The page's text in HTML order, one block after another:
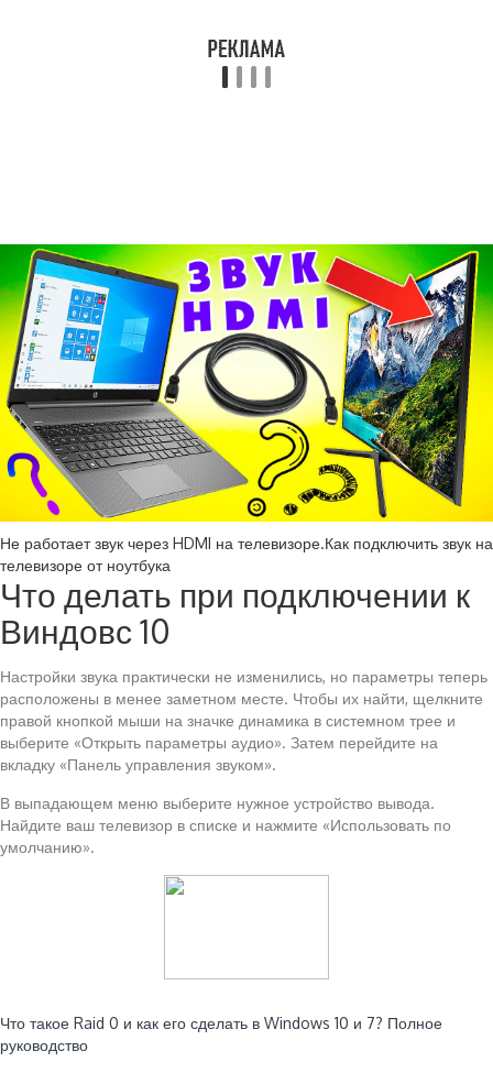
Не работает звук через HDMI на телевизоре.Как подключить звук на
телевизоре от ноутбука
Что делать при подключении к
Виндовс 10
Настройки звука практически не изменились, но параметры теперь
расположены в менее заметном месте. Чтобы их найти, щелкните
правой кнопкой мыши на значке динамика в системном трее и
выберите «Открыть параметры аудио». Затем перейдите на
вкладку «Панель управления звуком».
В выпадающем меню выберите нужное устройство вывода.
Найдите ваш телевизор в списке и нажмите «Использовать по
умолчанию».
Что такое Raid 0 и как его сделать в Windows 10 и 7? Полное
руководство